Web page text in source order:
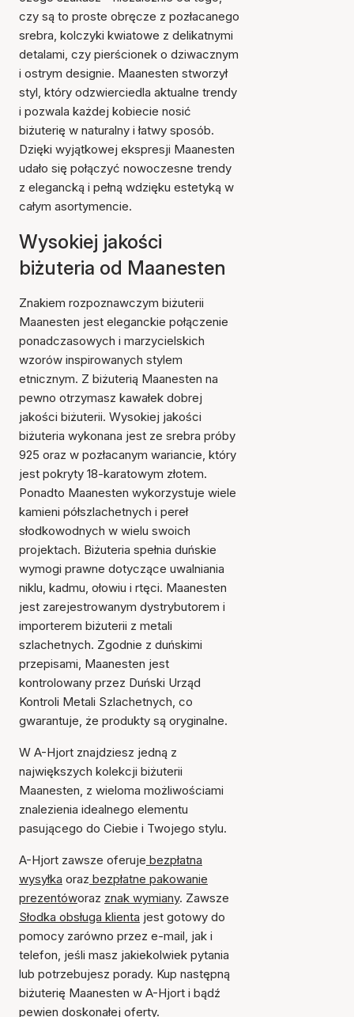
czy są to proste obręcze z pozłacanego
srebra, kolczyki kwiatowe z delikatnymi
detalami, czy pierścionek o dziwacznym
i ostrym designie. Maanesten stworzył
styl, który odzwierciedla aktualne trendy
i pozwala każdej kobiecie nosić
biżuterię w naturalny i łatwy sposób.
Dzięki wyjątkowej ekspresji Maanesten
udało się połączyć nowoczesne trendy
z elegancką i pełną wdzięku estetyką w
całym asortymencie.
Wysokiej jakości
biżuteria od Maanesten
Znakiem rozpoznawczym biżuterii
Maanesten jest eleganckie połączenie
ponadczasowych i marzycielskich
wzorów inspirowanych stylem
etnicznym. Z biżuterią Maanesten na
pewno otrzymasz kawałek dobrej
jakości biżuterii. Wysokiej jakości
biżuteria wykonana jest ze srebra próby
925 oraz w pozłacanym wariancie, który
jest pokryty 18-karatowym złotem.
Ponadto Maanesten wykorzystuje wiele
kamieni półszlachetnych i pereł
słodkowodnych w wielu swoich
projektach. Biżuteria spełnia duńskie
wymogi prawne dotyczące uwalniania
niklu, kadmu, ołowiu i rtęci. Maanesten
jest zarejestrowanym dystrybutorem i
importerem biżuterii z metali
szlachetnych. Zgodnie z duńskimi
przepisami, Maanesten jest
kontrolowany przez Duński Urząd
Kontroli Metali Szlachetnych, co
gwarantuje, że produkty są oryginalne.
W A-Hjort znajdziesz jedną z
największych kolekcji biżuterii
Maanesten, z wieloma możliwościami
znalezienia idealnego elementu
pasującego do Ciebie i Twojego stylu.
A-Hjort zawsze oferuje bezpłatna
wysyłka oraz bezpłatne pakowanie
prezentóworaz znak wymiany. Zawsze
Słodka obsługa klienta jest gotowy do
pomocy zarówno przez e-mail, jak i
telefon, jeśli masz jakiekolwiek pytania
lub potrzebujesz porady. Kup następną
biżuterię Maanesten w A-Hjort i bądź
pewien doskonałej oferty.